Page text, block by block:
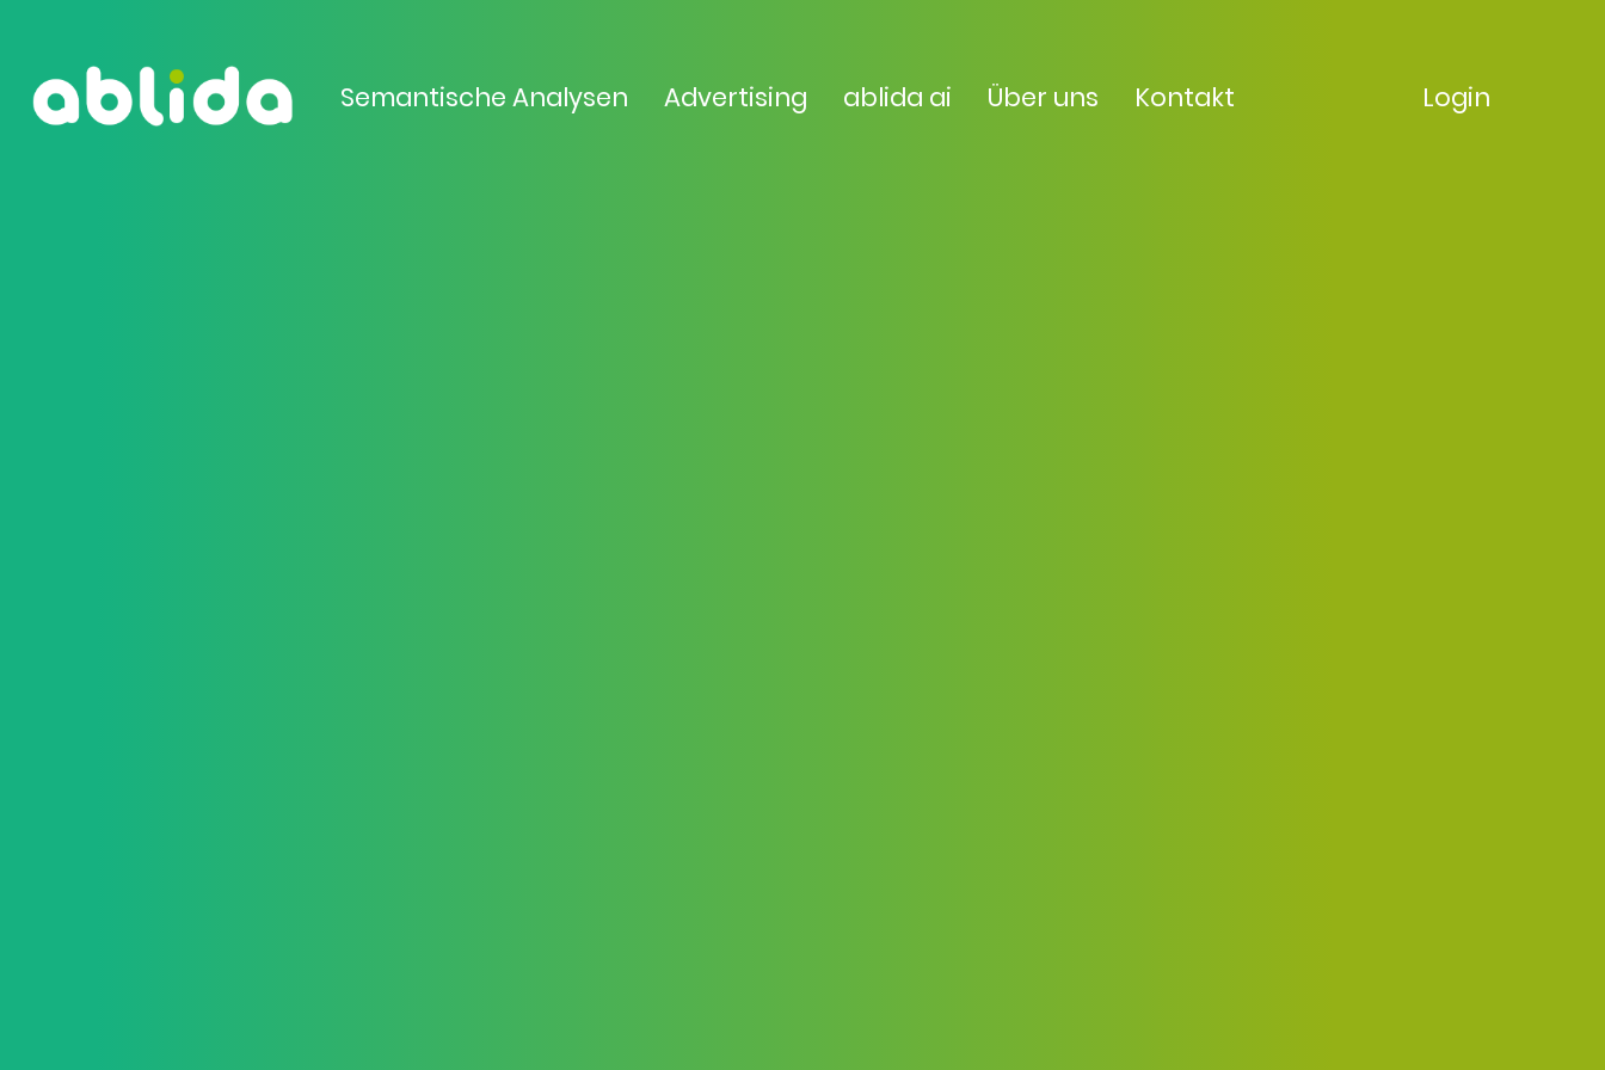
Semantische Analysen Advertising ablida ai Über uns Kontakt Login